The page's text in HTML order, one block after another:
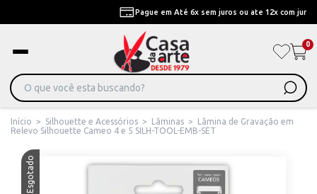
Pague em Até 6x sem juros ou ate 12x com juros
0
Início > Silhouette e Acessórios > Lâminas >
Lâmina de Gravação em
Relevo Silhouette Cameo 4 e 5 SILH-TOOL-EMB-SET
Esgotado